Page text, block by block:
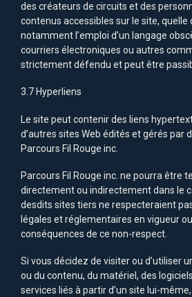
des créateurs de circuits et des
contenus accessibles sur le site, quelle
notamment l’emploi d’un langage
courriers électroniques ou autres
strictement défendu et peut être
3.7 Hyperliens
Le site peut contenir des liens
d’autres sites Web édités et gérés par
Parcours Fil Rouge inc.
Parcours Fil Rouge inc. ne pourra être
directement ou indirectement dans le
desdits sites tiers ne respecteraient
légales et réglementaires en vigueur
conséquences de ce non-respect.
Si vous décidez de visiter ou d’utiliser
ou du contenu, du matériel, des
services liés à partir d’un site lui-